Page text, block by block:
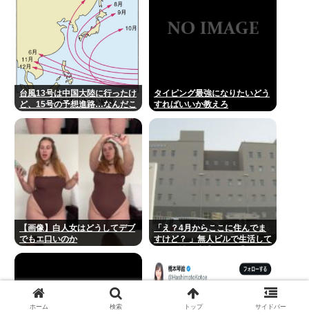
台風13号は中国大陸に行ったけ
ど、15号の予想進路…なんだこ
タイピング最強になりたいどう
すればいいか教えろ
【画像】白人女はどうしてデブ
でもエ口いのか
「え？4月からここに住んでま
すけど？ 」無人ビルで生活して
たか！！
ホーム 検索 トップ サイドバー